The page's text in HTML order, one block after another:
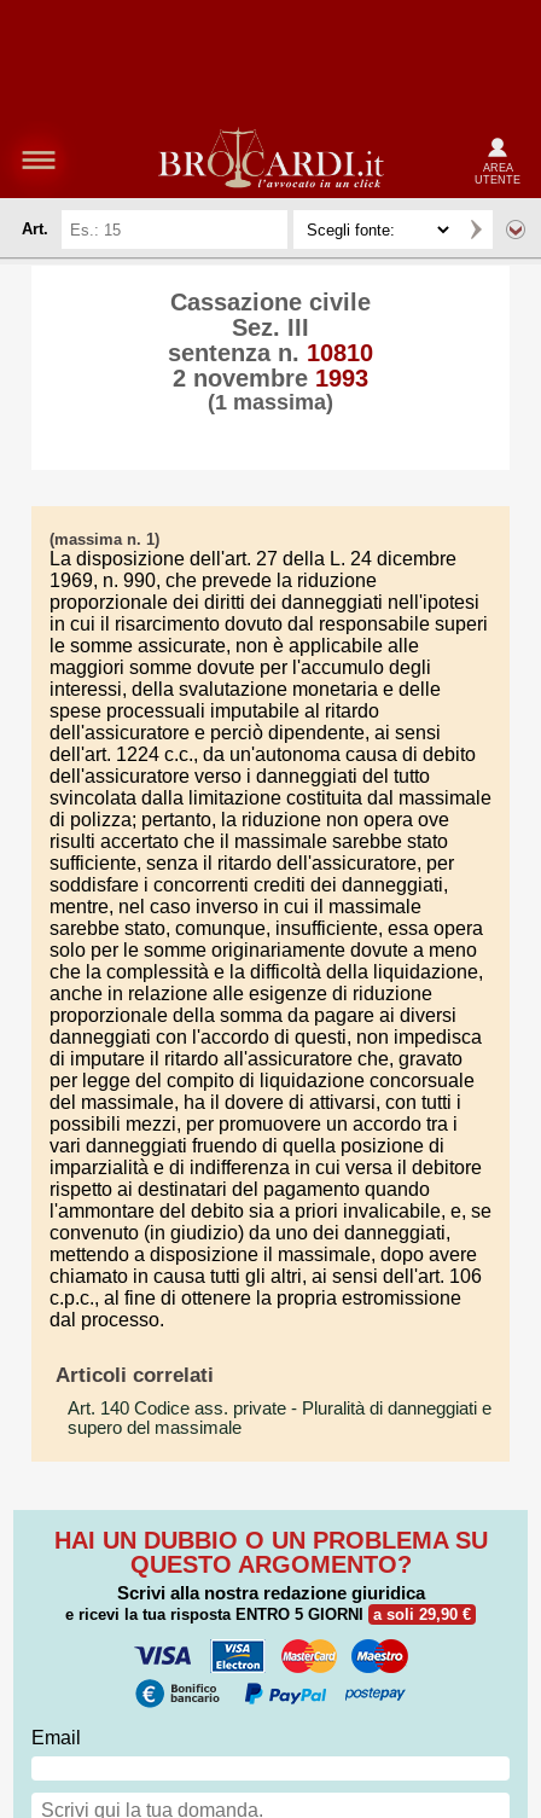
AREA
UTENTE
Art.
Cassazione civile
Sez. III
sentenza n. 10810
2 novembre 1993
(1 massima)
(massima n. 1)
La disposizione dell'art. 27 della L. 24 dicembre
1969, n. 990, che prevede la riduzione
proporzionale dei diritti dei danneggiati nell'ipotesi
in cui il risarcimento dovuto dal responsabile superi
le somme assicurate, non è applicabile alle
maggiori somme dovute per l'accumulo degli
interessi, della svalutazione monetaria e delle
spese processuali imputabile al ritardo
dell'assicuratore e perciò dipendente, ai sensi
dell'art. 1224 c.c., da un'autonoma causa di debito
dell'assicuratore verso i danneggiati del tutto
svincolata dalla limitazione costituita dal massimale
di polizza; pertanto, la riduzione non opera ove
risulti accertato che il massimale sarebbe stato
sufficiente, senza il ritardo dell'assicuratore, per
soddisfare i concorrenti crediti dei danneggiati,
mentre, nel caso inverso in cui il massimale
sarebbe stato, comunque, insufficiente, essa opera
solo per le somme originariamente dovute a meno
che la complessità e la difficoltà della liquidazione,
anche in relazione alle esigenze di riduzione
proporzionale della somma da pagare ai diversi
danneggiati con l'accordo di questi, non impedisca
di imputare il ritardo all'assicuratore che, gravato
per legge del compito di liquidazione concorsuale
del massimale, ha il dovere di attivarsi, con tutti i
possibili mezzi, per promuovere un accordo tra i
vari danneggiati fruendo di quella posizione di
imparzialità e di indifferenza in cui versa il debitore
rispetto ai destinatari del pagamento quando
l'ammontare del debito sia a priori invalicabile, e, se
convenuto (in giudizio) da uno dei danneggiati,
mettendo a disposizione il massimale, dopo avere
chiamato in causa tutti gli altri, ai sensi dell'art. 106
c.p.c., al fine di ottenere la propria estromissione
dal processo.
Articoli correlati
Art. 140 Codice ass. private - Pluralità di danneggiati e
supero del massimale
HAI UN DUBBIO O UN PROBLEMA SU
QUESTO ARGOMENTO?
Scrivi alla nostra redazione giuridica
e ricevi la tua risposta ENTRO 5 GIORNI a soli 29,90 €
Email